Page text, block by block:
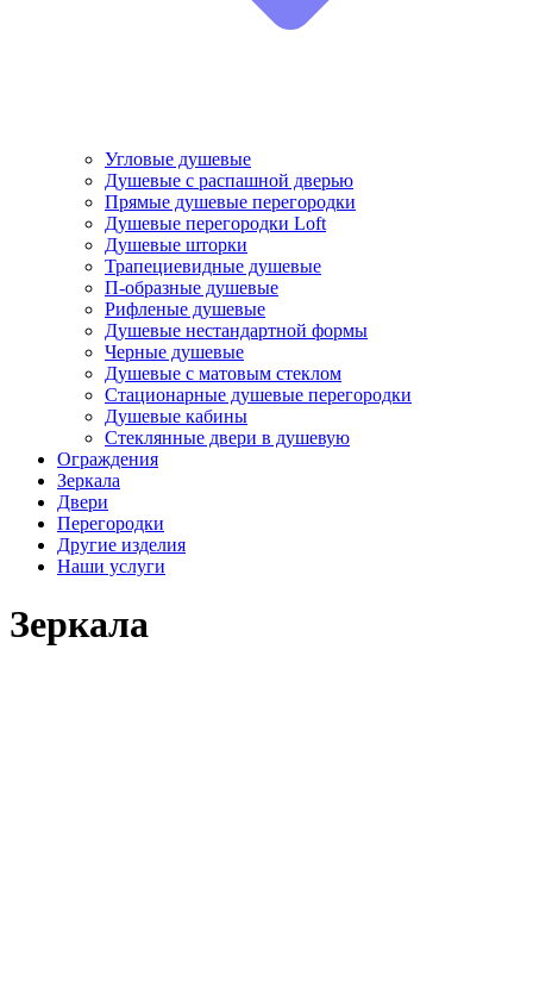
Угловые душевые
Душевые с распашной дверью
Прямые душевые перегородки
Душевые перегородки Loft
Душевые шторки
Трапециевидные душевые
П-образные душевые
Рифленые душевые
Душевые нестандартной формы
Черные душевые
Душевые с матовым стеклом
Стационарные душевые перегородки
Душевые кабины
Стеклянные двери в душевую
Ограждения
Зеркала
Двери
Перегородки
Другие изделия
Наши услуги
Зеркала